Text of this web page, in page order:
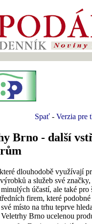
Spať- Verzia pre
Brno - další
dlouhodobě využívají
a služeb své
účastí, ale také pro
firem, které
místo na trhu teprve
Veletrhy Brno ucelenou